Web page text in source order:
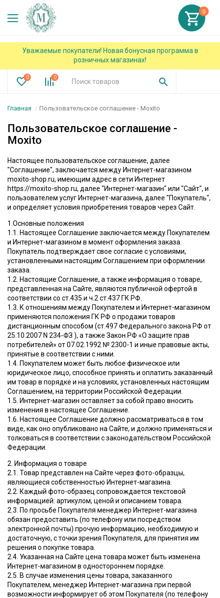
Уважаемые покупатели! Новая бонусная программа в
розничных магазинах!
0 0
0
Главная Пользовательское соглашение - Moxito
Пользовательское соглашение -
Moxito
Настоящее пользовательское соглашение, далее
"Соглашение", заключается между Интернет-магазином
moxito-shop.ru, имеющим адрес в сети Интернет
https://moxito-shop.ru, далее "Интернет-магазин" или "Сайт", и
пользователем услуг Интернет-магазина, далее "Покупатель",
и определяет условия приобретения товаров через Сайт.
1.Основные положения
1.1. Настоящее Соглашение заключается между Покупателем
и Интернет-магазином в момент оформления заказа.
Покупатель подтверждает свое согласие с условиями,
установленными настоящим Соглашением при оформлении
заказа.
1.2. Настоящие Соглашение, а также информация о товаре,
представленная на Сайте, являются публичной офертой в
соответствии со ст.435 и ч.2 ст.437 ГК РФ.
1.3. К отношениям между Покупателем и Интернет-магазином
применяются положения ГК РФ о продажи товаров
дистанционным способом (ст.497 Федерального закона РФ от
25.10.2007 N 234-ФЗ ), а также Закон РФ «О защите прав
потребителей» от 07.02.1992 № 2300-1 и иные правовые акты,
принятые в соответствии с ними.
1.4. Покупателем может быть любое физическое или
юридическое лицо, способное принять и оплатить заказанный
им товар в порядке и на условиях, установленныx настоящим
Соглашением, на территории Российской Федерации.
1.5. Интернет-магазин оставляет за собой право вносить
изменения в настоящее Соглашение.
1.6. Настоящее Соглашение должно рассматриваться в том
виде, как оно опубликовано на Сайте, и должно применяться и
толковаться в соответствии с законодательством Российской
Федерации.
2. Информация о товаре
2.1. Товар представлен на Сайте через фото-образцы,
являющиеся собственностью Интернет-магазина.
2.2. Каждый фото-образец сопровождается текстовой
информацией: артикулом, ценой и описанием товара.
2.3. По просьбе Покупателя менеджер Интернет-магазина
обязан предоставить (по телефону или посредством
электронной почты) прочую информацию, необходимую и
достаточную, с точки зрения Покупателя, для принятия им
решения о покупке товара.
2.4. Указанная на Сайте цена товара может быть изменена
Интернет-магазином в одностороннем порядке.
2.5. В случае изменения цены товара, заказанного
Покупателем, менеджер Интернет-магазина при первой
возможности информирует об этом Покупателя (по телефону